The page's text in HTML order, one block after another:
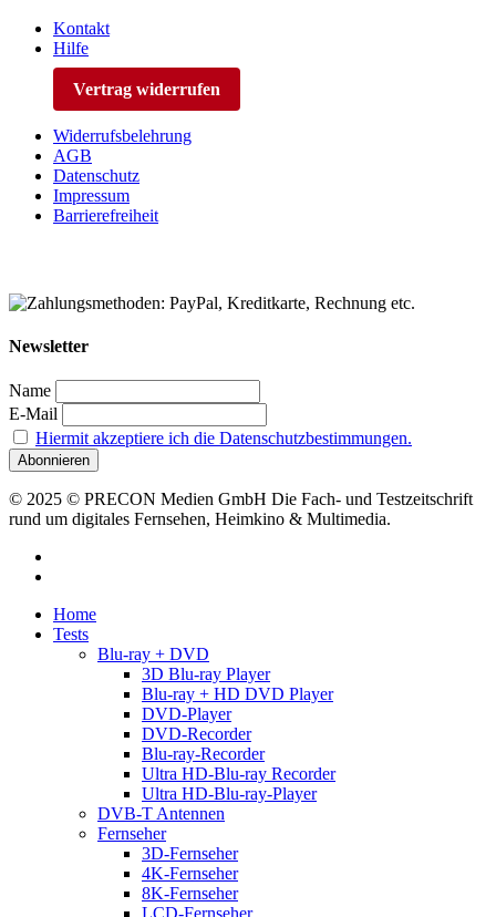
Kontakt
Hilfe
Vertrag widerrufen
Widerrufsbelehrung
AGB
Datenschutz
Impressum
Barrierefreiheit
Newsletter
Name
E-Mail
Hiermit akzeptiere ich die Datenschutzbestimmungen.
© 2025 © PRECON Medien GmbH Die Fach- und Testzeitschrift
rund um digitales Fernsehen, Heimkino & Multimedia.
Close
Menu
Home
Tests
Blu-ray + DVD
3D Blu-ray Player
Blu-ray + HD DVD Player
DVD-Player
DVD-Recorder
Blu-ray-Recorder
Ultra HD-Blu-ray Recorder
Ultra HD-Blu-ray-Player
DVB-T Antennen
Fernseher
3D-Fernseher
4K-Fernseher
8K-Fernseher
LCD-Fernseher